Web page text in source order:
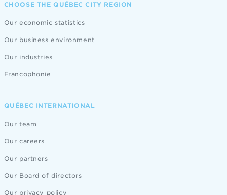
CHOOSE THE QUÉBEC CITY REGION
Our economic statistics
Our business environment
Our industries
Francophonie
QUÉBEC INTERNATIONAL
Our team
Our careers
Our partners
Our Board of directors
Our privacy policy